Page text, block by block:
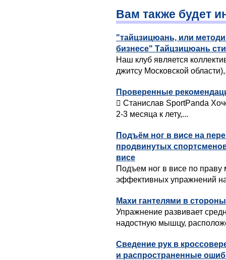
Вам также будет
"тайцзицюань, или
бизнесе" Тайцзицюань
Наш клуб является
джитсу Московской
Проверенные
 Станислав SportPanda
2-3 месяца к лету,...
Подъём ног в висе на
продвинутых
висе
Подъем ног в висе по
эффективных упражнений
Махи гантелями в
Упражнение развивает
надостную мышцу,
Сведение рук в
и распространенные